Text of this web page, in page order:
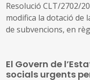
Resolució CLT/2702/
modifica la dotació de
de subvencions, en
El Govern de
socials urgents